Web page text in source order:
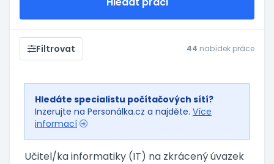
Filtrovat 44 nabídek práce
Hledáte specialistu počítačových sítí?
Inzerujte na Personálka.cz a najděte. Více
informací
Učitel/ka informatiky (IT) na zkrácený úvazek